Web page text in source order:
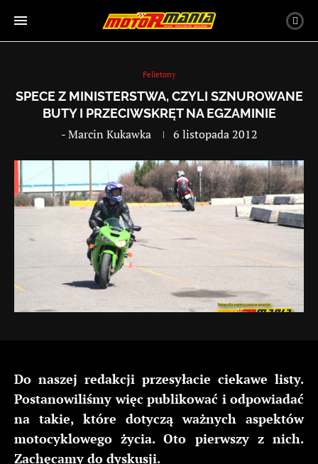
Felietony
SPECE Z MINISTERSTWA, CZYLI SZNUROWANE
BUTY I PRZECIWSKRĘT NA EGZAMINIE
-Marcin Kukawka 6 listopada 2012
Do naszej redakcji przesyłacie ciekawe listy.
Postanowiliśmy więc publikować i odpowiadać
na takie, które dotyczą ważnych aspektów
motocyklowego życia. Oto pierwszy z nich.
Zachęcamy do dyskusji.